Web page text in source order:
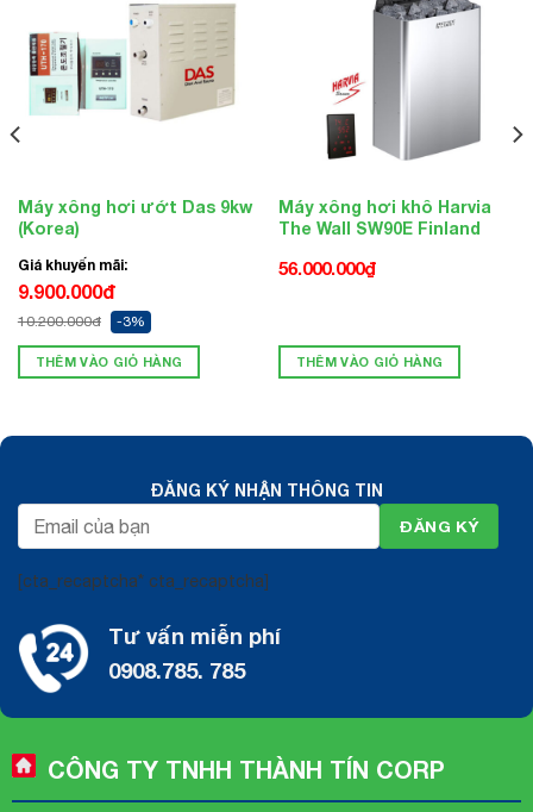
Máy xông hơi ướt Das 9kw
(Korea)
Giá khuyến mãi:
9.900.000đ
10.200.000đ -3%
THÊM VÀO GIỎ HÀNG
Máy xông hơi khô Harvia
The Wall SW90E Finland
56.000.000₫
THÊM VÀO GIỎ HÀNG
ĐĂNG KÝ NHẬN THÔNG TIN
[cta_recaptcha* cta_recaptcha]
Tư vấn miễn phí
0908.785. 785
CÔNG TY TNHH THÀNH TÍN CORP